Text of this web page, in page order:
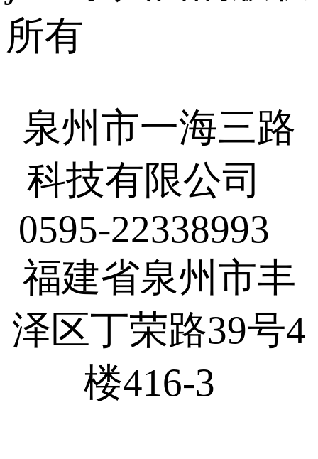
所有
泉州市一海三路
科技有限公司
0595-22338993
福建省泉州市丰
泽区丁荣路39号4
楼416-3